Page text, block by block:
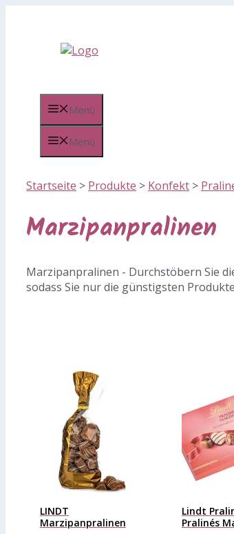
Menü
Menü
Startseite > Produkte > Konfekt >
Marzipanpralinen
Marzipanpralinen - Durchstöbern Sie
sodass Sie nur die günstigsten
LINDT
Marzipanpralinen
Lindt
Pralinés